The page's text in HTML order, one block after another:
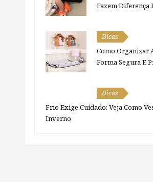
Fazem Diferença
Dicas
Como Organizar
Forma Segura E
Dicas
Frio Exige Cuidado: Veja Como
Inverno